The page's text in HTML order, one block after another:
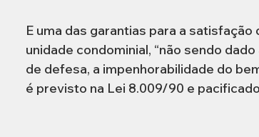
E uma das garantias para a
unidade condominial, “não sendo
de defesa, a impenhorabilidade do
é previsto na Lei 8.009/90 e